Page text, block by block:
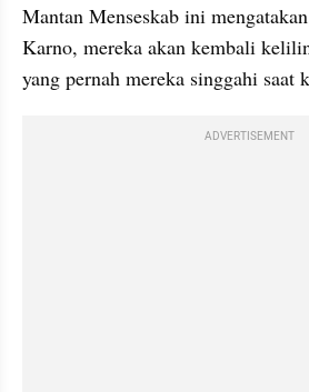
Mantan Menseskab ini
Karno, mereka akan kembali
yang pernah mereka singgahi saat
ADVERTISEMENT